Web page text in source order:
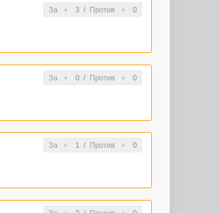
За 3/ Против 0
За 0/ Против 0
За 1 / Против 0